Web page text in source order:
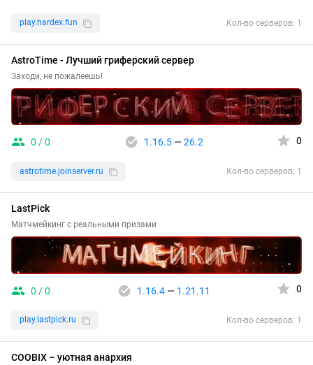
play.hardex.fun Кол-во серверов: 1
AstroTime - Лучший гриферский сервер
Заходи, не пожалеешь!
0 / 0 1.16.5— 26.2 0
astrotime.joinserver.ru Кол-во серверов: 1
LastPick
Матчмейкинг с реальными призами
0 / 0 1.16.4— 1.21.11 0
play.lastpick.ru Кол-во серверов: 1
COOBIX – уютная анархия